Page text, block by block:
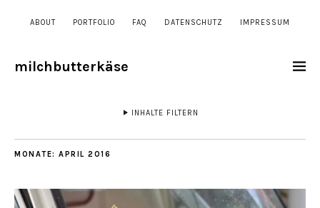
ABOUT PORTFOLIO FAQ DATENSCHUTZ IMPRESSUM
milchbutterkäse
INHALTE FILTERN
MONATE: APRIL 2016